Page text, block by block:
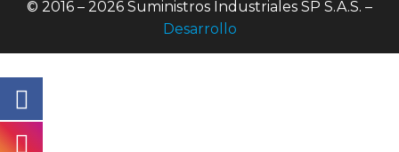
© 2016 – 2026 Suministros Industriales SP S.A.S. –
Desarrollo